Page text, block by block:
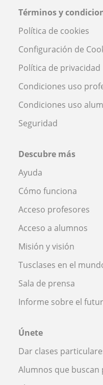
Términos y
Política de cookies
Configuración de
Política de privacidad
Condiciones uso
Condiciones uso
Seguridad
Descubre más
Ayuda
Cómo funciona
Acceso profesores
Acceso a alumnos
Misión y visión
Tusclases en el
Sala de prensa
Informe sobre el
Únete
Dar clases
Alumnos que